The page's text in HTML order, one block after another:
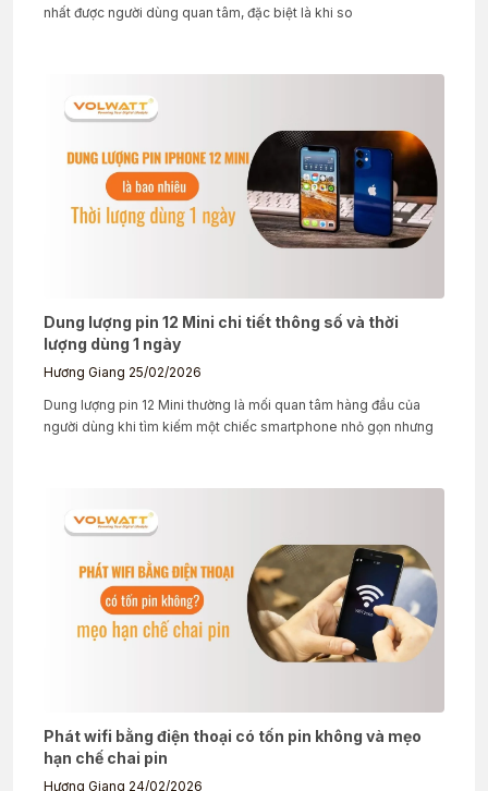
nhất được người dùng quan tâm, đặc biệt là khi so
Dung lượng pin 12 Mini chi tiết thông số và thời
lượng dùng 1 ngày
Hương Giang 25/02/2026
Dung lượng pin 12 Mini thường là mối quan tâm hàng đầu của
người dùng khi tìm kiếm một chiếc smartphone nhỏ gọn nhưng
Phát wifi bằng điện thoại có tốn pin không và mẹo
hạn chế chai pin
Hương Giang 24/02/2026